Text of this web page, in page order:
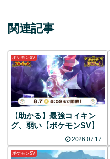
関連記事
ポケモンSV
【助かる】最強コイキン
グ、弱い【ポケモンSV】
2026.07.17
ポケモンSV